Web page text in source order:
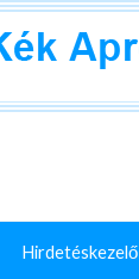
Hirdetéskezelő